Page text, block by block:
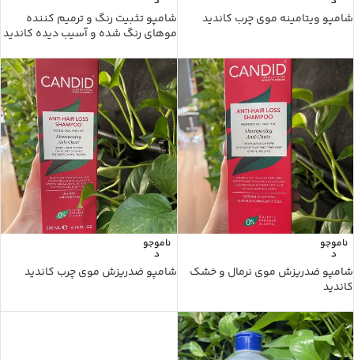
شامپو ویتامینه موی چرب کاندید
شامپو تثبیت رنگ و ترمیم کننده
موهای رنگ شده و آسیب دیده کاندید
ناموجو
د
شامپو ضدریزش موی نرمال و خشک
کاندید
ناموجو
د
شامپو ضدریزش موی چرب کاندید